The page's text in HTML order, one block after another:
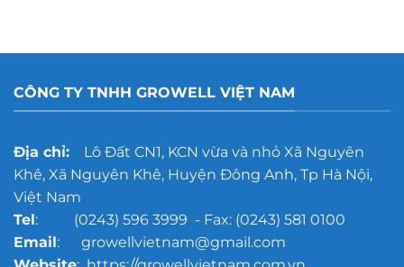
đúc
mô
lớn
bị
trước
khi
gỉ
CÔNG TY TNHH GROWELL VIỆT NAM
Địa chỉ:Lô Đất CN1, KCN vừa và nhỏ Xã Nguyên
Khê, Xã Nguyên Khê, Huyện Đông Anh, Tp Hà Nội,
Việt Nam
Tel: (0243) 596 3999 - Fax: (0243) 581 0100
Email: growellvietnam@gmail.com